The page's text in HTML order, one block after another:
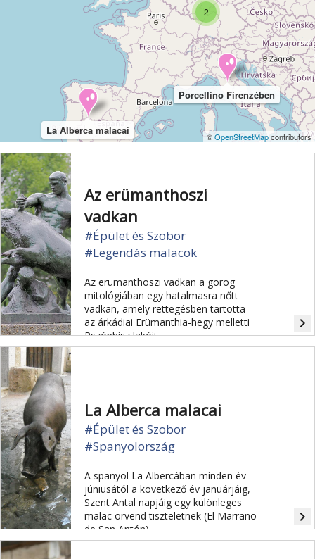
2
La Alberca malacai
Porcellino Firenzében
©OpenStreetMapcontributors
Az erümanthoszi
vadkan
#Épület és Szobor
#Legendás malacok
Az erümanthoszi vadkan a görög
mitológiában egy hatalmasra nőtt
vadkan, amely rettegésben tartotta
az árkádiai Erümanthia-hegy melletti
Pszóphisz lakóit.
navigate_next
La Alberca malacai
#Épület és Szobor
#Spanyolország
A spanyol La Albercában minden év
júniusától a következő év januárjáig,
Szent Antal napjáig egy különleges
malac örvend tiszteletnek (El Marrano
de San Antón).
navigate_next